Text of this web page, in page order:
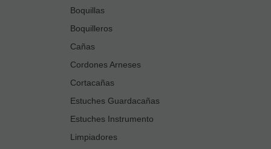
Boquillas
Boquilleros
Cañas
Cordones Arneses
Cortacañas
Estuches Guardacañas
Estuches Instrumento
Limpiadores